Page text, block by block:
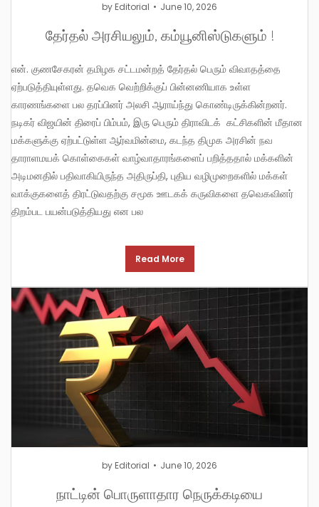
by Editorial June 10, 2026
தேர்தல் அரசியலும், கம்யூனிஸ்டுகளும் !
என். குணசேகரன் தமிழக சட்டமன்றத் தேர்தல் பெரும் விவாதத்தை
ஏற்படுத்தியுள்ளது. தவெக வெற்றிக்குப் பின்னணியாக உள்ள
காரணங்களை பல தரப்பினர் அலசி ஆராய்ந்து கொண்டிருக்கின்றனர்.
நடிகர் விஜயின் திரைப் பிம்பம், இரு பெரும் திராவிடக் கட்சிகளின் மீதான
மக்களுக்கு ஏற்பட்டுள்ள ஆர்வமின்மை, கடந்த திமுக அரசின் நவ
தாராளமயக் கொள்கைகள் வாழ்வாதாரங்களைப் பறித்ததால் மக்களின்
அடிமனதில் பதிவாகியிருந்த அதிருப்தி, புதிய வழிமுறைகளில் மக்கள்
வாக்குகளைத் திரட்டுவதற்கு சமூக ஊடகக் கருவிகளை தவெகவினர்
திறம்பட பயன்படுத்தியது என பல
Read More
by Editorial June 10, 2026
நாட்டின் பொருளாதார நெருக்கடியை